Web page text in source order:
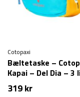
Cotopaxi
Bæltetaske –
Kapai – Del Dia – 3
319kr